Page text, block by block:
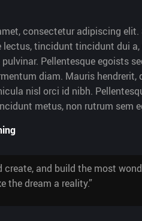
consectetur adipiscing
lectus, tincidunt tincidunt dui
Pellentesque egoists
diam. Mauris
nisl orci id nibh.
metus, non rutrum sem
create, and build the most
the dream a reality.”